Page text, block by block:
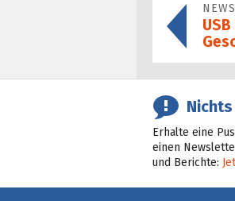
NEWS
Erhalte eine
einen
und Berichte: